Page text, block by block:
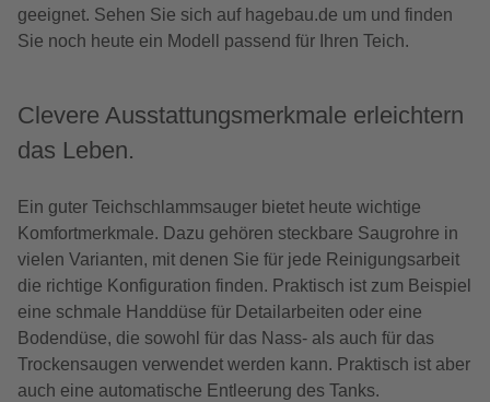
geeignet. Sehen Sie sich auf hagebau.de um und finden
Sie noch heute ein Modell passend für Ihren Teich.
Clevere Ausstattungsmerkmale erleichtern
das Leben.
Ein guter Teichschlammsauger bietet heute wichtige
Komfortmerkmale. Dazu gehören steckbare Saugrohre in
vielen Varianten, mit denen Sie für jede Reinigungsarbeit
die richtige Konfiguration finden. Praktisch ist zum Beispiel
eine schmale Handdüse für Detailarbeiten oder eine
Bodendüse, die sowohl für das Nass- als auch für das
Trockensaugen verwendet werden kann. Praktisch ist aber
auch eine automatische Entleerung des Tanks.